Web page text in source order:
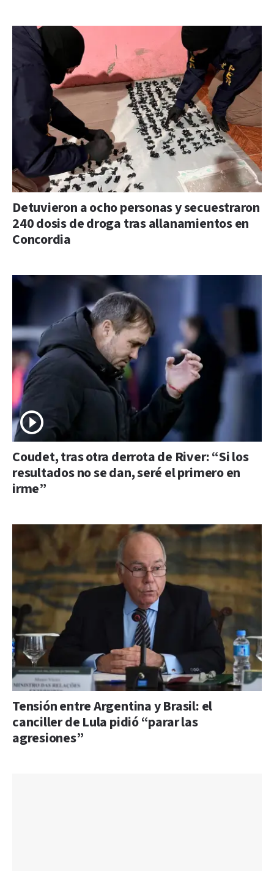
Detuvieron a ocho personas y secuestraron
240 dosis de droga tras allanamientos en
Concordia
Coudet, tras otra derrota de River: “Si los
resultados no se dan, seré el primero en
irme”
Tensión entre Argentina y Brasil: el
canciller de Lula pidió “parar las
agresiones”